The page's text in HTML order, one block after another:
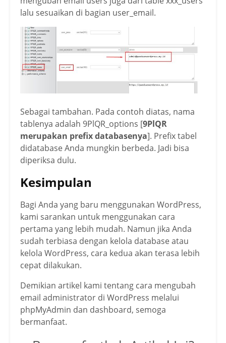
lalu sesuaikan di bagian user_email.
Sebagai tambahan. Pada contoh diatas, nama
tablenya adalah 9PlQR_options [9PlQR
merupakan prefix databasenya]. Prefix tabel
didatabase Anda mungkin berbeda. Jadi bisa
diperiksa dulu.
Kesimpulan
Bagi Anda yang baru menggunakan WordPress,
kami sarankan untuk menggunakan cara
pertama yang lebih mudah. Namun jika Anda
sudah terbiasa dengan kelola database atau
kelola WordPress, cara kedua akan terasa lebih
cepat dilakukan.
Demikian artikel kami tentang cara mengubah
email administrator di WordPress melalui
phpMyAdmin dan dashboard, semoga
bermanfaat.